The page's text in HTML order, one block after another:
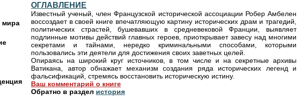
мира
ОГЛАВЛЕНИЕ
Известный ученый, член Французской исторической ассоциации Робер Амбелен
воссоздает в своей книге впечатляющую картину исторических драм и трагедий,
политических страстей, бушевавших в средневековой Франции, выявляет
подлинные мотивы действий главных героев, приоткрывает завесу над многими
секретами и тайнами, нередко криминальными способами, которыми
пользовались эти деятели для достижения своих заветных целей.
Опираясь на широкий круг источников, в том числе и на секретные архивы
Ватикана, автор обнажает механизм создания ряда исторических легенд и
фальсификаций, стремясь восстановить историческую истину.
Ваш комментарий о книге
Обратно в раздел история